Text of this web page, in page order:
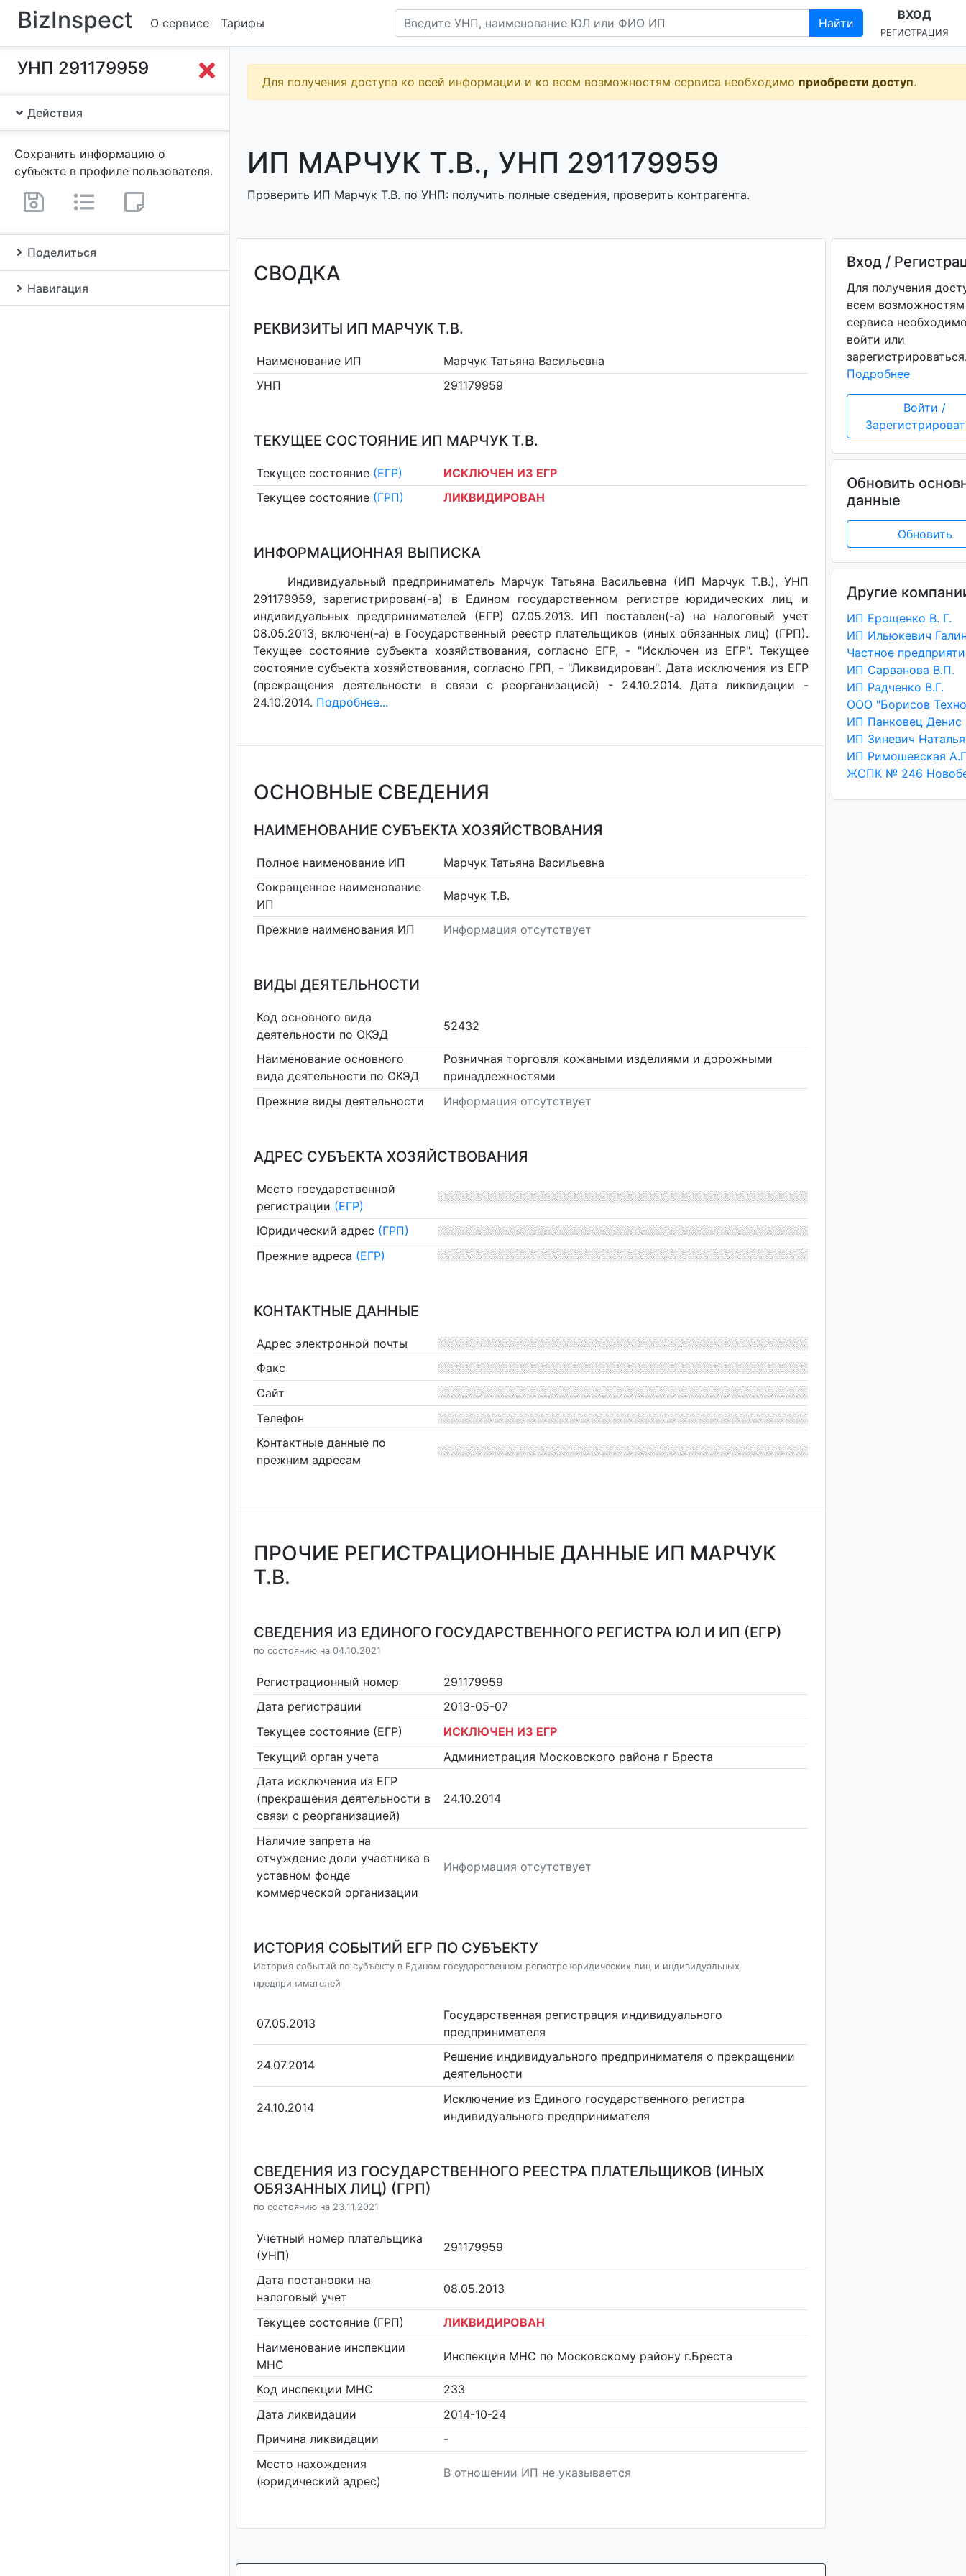
BizInspect О сервисе Тарифы Найти
ВХОД
РЕГИСТРАЦИЯ
УНП 291179959
Действия
Сохранить информацию о
субъекте в профиле пользователя.
Поделиться
Навигация
Для получения доступа ко всей информации и ко всем возможностям сервиса необходимо приобрести доступ.
ИП МАРЧУК Т.В., УНП 291179959
Проверить ИП Марчук Т.В. по УНП: получить полные сведения, проверить контрагента.
СВОДКА
РЕКВИЗИТЫ ИП МАРЧУК Т.В.
Наименование ИП
Марчук Татьяна Васильевна
УНП
291179959
ТЕКУЩЕЕ СОСТОЯНИЕ ИП МАРЧУК Т.В.
Текущее состояние (ЕГР)
ИСКЛЮЧЕН ИЗ ЕГР
Текущее состояние (ГРП) ЛИКВИДИРОВАН
ИНФОРМАЦИОННАЯ ВЫПИСКА
Индивидуальный предприниматель Марчук Татьяна Васильевна (ИП Марчук Т.В.), УНП
291179959, зарегистрирован(-а) в Едином государственном регистре юридических лиц и
индивидуальных предпринимателей (ЕГР) 07.05.2013. ИП поставлен(-a) на налоговый учет
08.05.2013, включен(-a) в Государственный реестр плательщиков (иных обязанных лиц) (ГРП).
Текущее состояние субъекта хозяйствования, согласно ЕГР, - "Исключен из ЕГР". Текущее
состояние субъекта хозяйствования, согласно ГРП, - "Ликвидирован". Дата исключения из ЕГР
(прекращения деятельности в связи с реорганизацией) - 24.10.2014. Дата ликвидации -
24.10.2014. Подробнее...
ОСНОВНЫЕ СВЕДЕНИЯ
НАИМЕНОВАНИЕ СУБЪЕКТА ХОЗЯЙСТВОВАНИЯ
Полное наименование ИП
Марчук Татьяна Васильевна
Сокращенное наименование
ИП
Марчук Т.В.
Прежние наименования ИП Информация отсутствует
ВИДЫ ДЕЯТЕЛЬНОСТИ
Код основного вида
деятельности по ОКЭД
52432
Наименование основного
вида деятельности по ОКЭД
Розничная торговля кожаными изделиями и дорожными
принадлежностями
Прежние виды деятельности
Информация отсутствует
АДРЕС СУБЪЕКТА ХОЗЯЙСТВОВАНИЯ
Место государственной
регистрации (ЕГР)
Юридический адрес (ГРП)
Прежние адреса (ЕГР)
КОНТАКТНЫЕ ДАННЫЕ
Адрес электронной почты
Факс
Сайт
Телефон
Контактные данные по
прежним адресам
ПРОЧИЕ РЕГИСТРАЦИОННЫЕ ДАННЫЕ ИП МАРЧУК
Т.В.
СВЕДЕНИЯ ИЗ ЕДИНОГО ГОСУДАРСТВЕННОГО РЕГИСТРА ЮЛ И ИП (ЕГР)
по состоянию на 04.10.2021
Регистрационный номер
291179959
Дата регистрации
2013-05-07
Текущее состояние (ЕГР)
ИСКЛЮЧЕН ИЗ ЕГР
Текущий орган учета
Администрация Московского района г Бреста
Дата исключения из ЕГР
(прекращения деятельности в
связи с реорганизацией)
24.10.2014
Наличие запрета на
отчуждение доли участника в
уставном фонде
коммерческой организации
Информация отсутствует
ИСТОРИЯ СОБЫТИЙ ЕГР ПО СУБЪЕКТУ
История событий по субъекту в Едином государственном регистре юридических лиц и индивидуальных
предпринимателей
07.05.2013
Государственная регистрация индивидуального
предпринимателя
24.07.2014
Решение индивидуального предпринимателя о прекращении
деятельности
24.10.2014
Исключение из Единого государственного регистра
индивидуального предпринимателя
СВЕДЕНИЯ ИЗ ГОСУДАРСТВЕННОГО РЕЕСТРА ПЛАТЕЛЬЩИКОВ (ИНЫХ
ОБЯЗАННЫХ ЛИЦ) (ГРП)
по состоянию на 23.11.2021
Учетный номер плательщика
(УНП)
291179959
Дата постановки на
налоговый учет
08.05.2013
Текущее состояние (ГРП)
ЛИКВИДИРОВАН
Наименование инспекции
МНС
Инспекция МНС по Московскому району г.Бреста
Код инспекции МНС
233
Дата ликвидации
2014-10-24
Причина ликвидации
-
Место нахождения
(юридический адрес)
В отношении ИП не указывается
Вход /
Для получения
всем возможностям
сервиса
войти или
Подробнее
Войти /
Обновить
данные
Обновить
Другие
ИП Ерощенко В. Г.
ИП Сарванова В.П.
ИП Радченко В.Г.
ООО "Борисов
ИП Римошевская